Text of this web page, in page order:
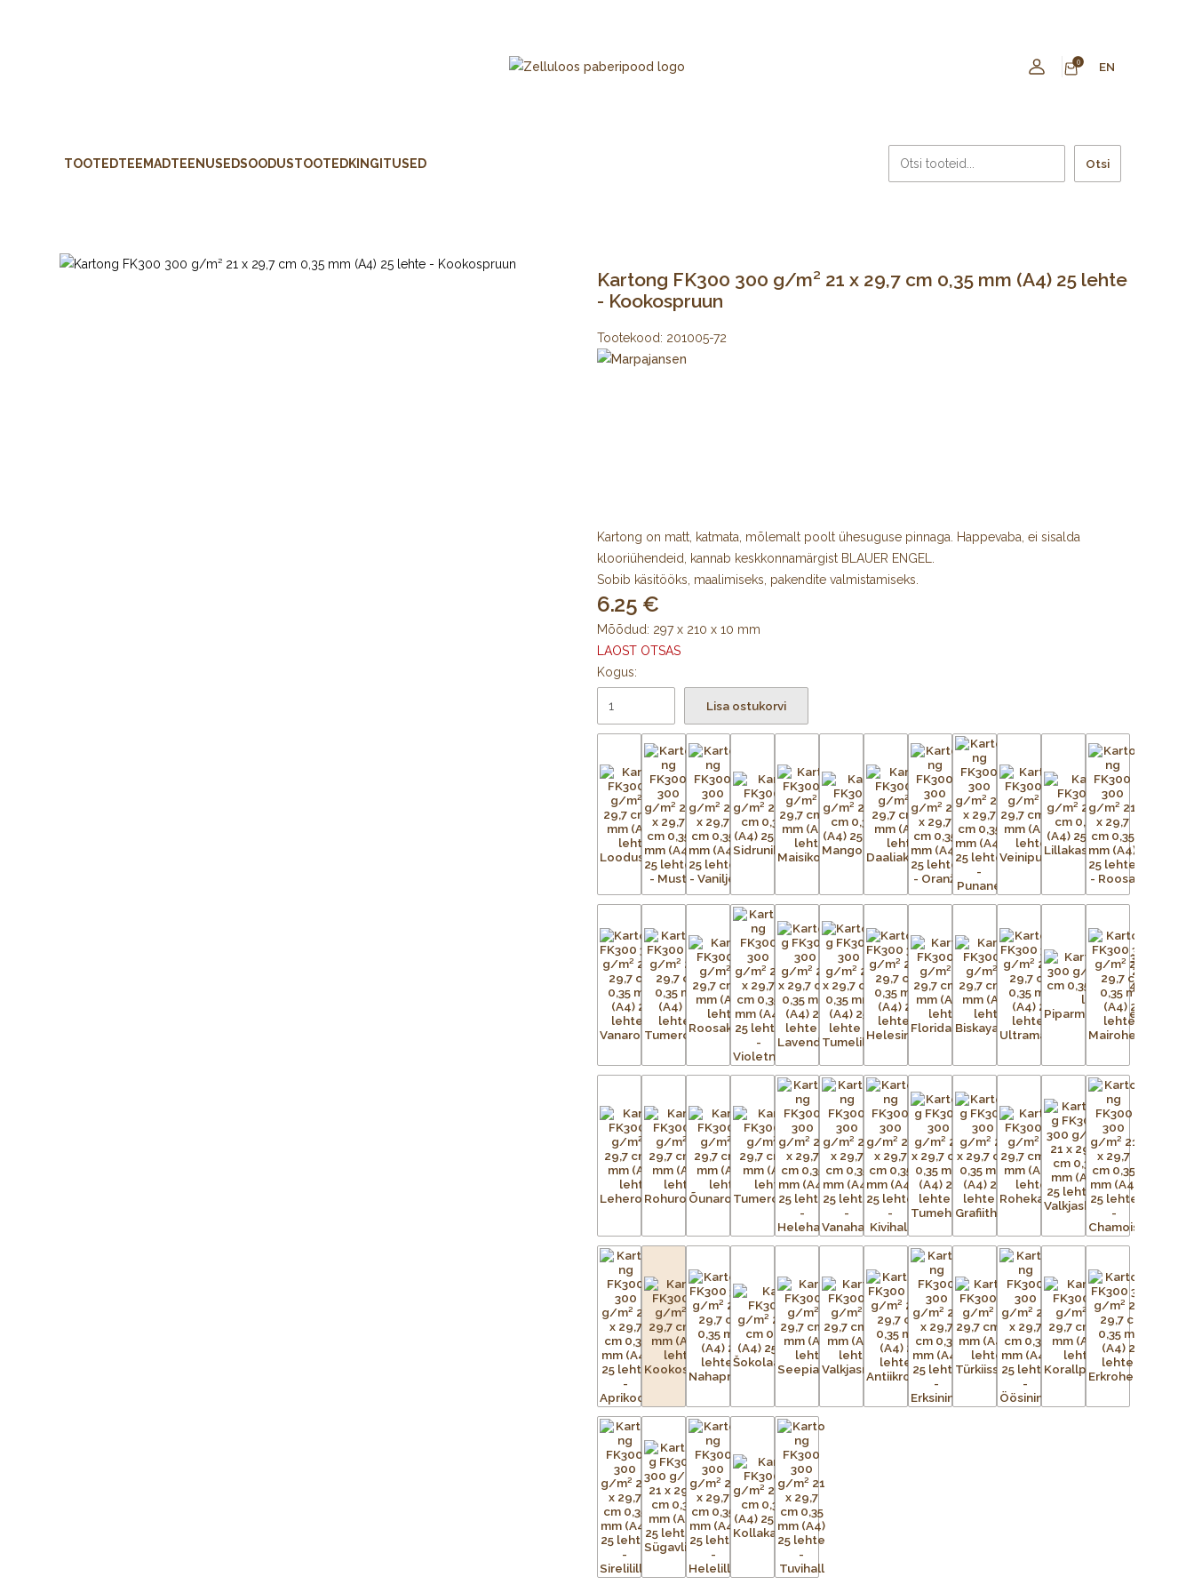
0 EN
TOOTEDTEEMADTEENUSEDSOODUSTOOTEDKINGITUSED Otsi
Kartong FK300 300 g/m² 21 x 29,7 cm 0,35 mm (A4) 25 lehte
- Kookospruun
Tootekood: 201005-72
Kartong on matt, katmata, mõlemalt poolt ühesuguse pinnaga. Happevaba, ei sisalda
klooriühendeid, kannab keskkonnamärgist BLAUER ENGEL.
Sobib käsitööks, maalimiseks, pakendite valmistamiseks.
6.25
Mõõdud: 297 x 210 x 10 mm
LAOST OTSAS
Kogus:
Lisa ostukorvi